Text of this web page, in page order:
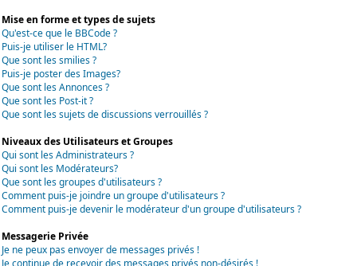
Mise en forme et types de sujets
Qu'est-ce que le BBCode ?
Puis-je utiliser le HTML?
Que sont les smilies ?
Puis-je poster des Images?
Que sont les Annonces ?
Que sont les Post-it ?
Que sont les sujets de discussions verrouillés ?
Niveaux des Utilisateurs et Groupes
Qui sont les Administrateurs ?
Qui sont les Modérateurs?
Que sont les groupes d'utilisateurs ?
Comment puis-je joindre un groupe d'utilisateurs ?
Comment puis-je devenir le modérateur d'un groupe d'utilisateurs ?
Messagerie Privée
Je ne peux pas envoyer de messages privés !
Je continue de recevoir des messages privés non-désirés !